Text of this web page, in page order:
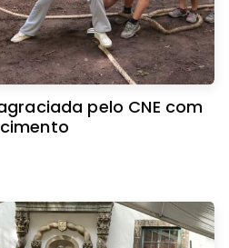
pelo CNE com